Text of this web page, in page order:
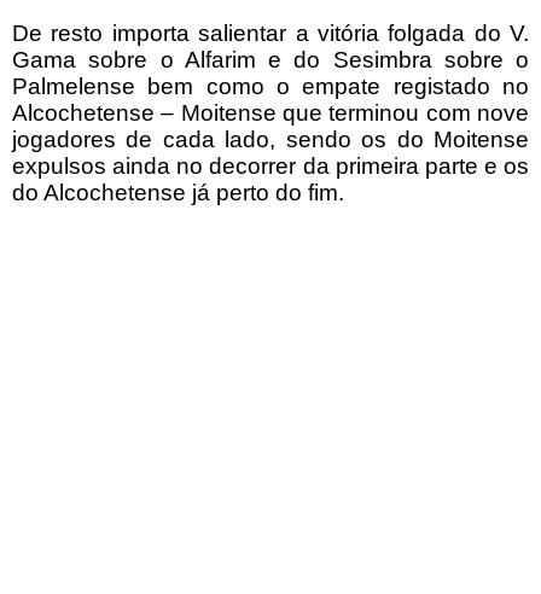
De resto importa salientar a vitória folgada do V.
Gama sobre o Alfarim e do Sesimbra sobre o
Palmelense bem como o empate registado no
Alcochetense – Moitense que terminou com nove
jogadores de cada lado, sendo os do Moitense
expulsos ainda no decorrer da primeira parte e os
do Alcochetense já perto do fim.